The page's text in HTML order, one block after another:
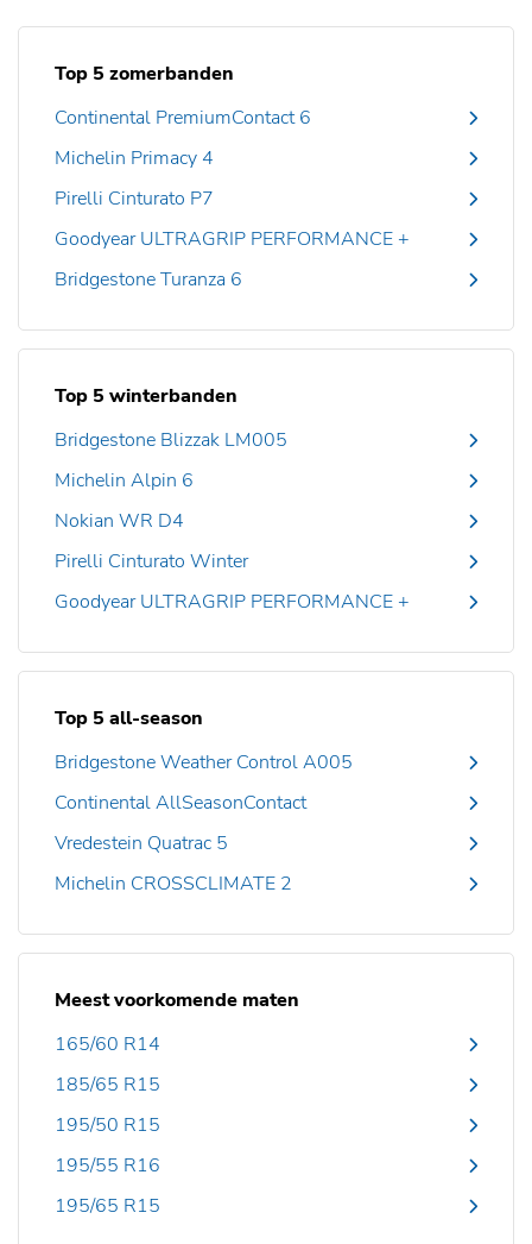
Top 5 zomerbanden
Continental PremiumContact 6
Michelin Primacy 4
Pirelli Cinturato P7
Goodyear ULTRAGRIP PERFORMANCE +
Bridgestone Turanza 6
Top 5 winterbanden
Bridgestone Blizzak LM005
Michelin Alpin 6
Nokian WR D4
Pirelli Cinturato Winter
Goodyear ULTRAGRIP PERFORMANCE +
Top 5 all-season
Bridgestone Weather Control A005
Continental AllSeasonContact
Vredestein Quatrac 5
Michelin CROSSCLIMATE 2
Meest voorkomende maten
165/60 R14
185/65 R15
195/50 R15
195/55 R16
195/65 R15